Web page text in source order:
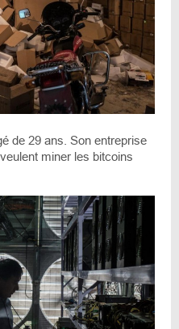
de 29 ans. Son entreprise
miner les bitcoins